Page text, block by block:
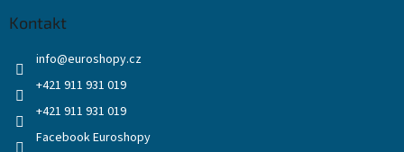
Kontakt
info@euroshopy.cz
+421 911 931 019
+421 911 931 019
Facebook Euroshopy